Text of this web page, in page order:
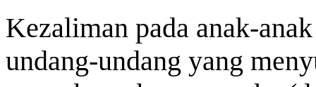
Kezaliman pada anak-
undang-undang yang